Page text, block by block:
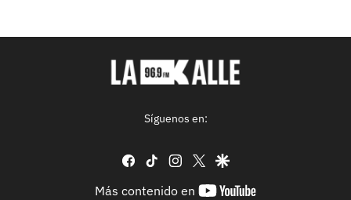
Síguenos en:
facebook
tiktok instagram
twittergoogle
Más contenido en
youtube-